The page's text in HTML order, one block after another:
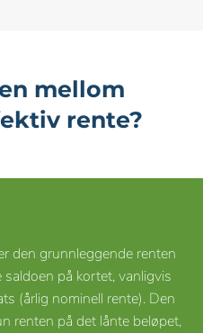
mellom
rente?
den grunnleggende renten
på kortet, vanligvis
(årlig nominell rente). Den
renten på det lånte beløpet,